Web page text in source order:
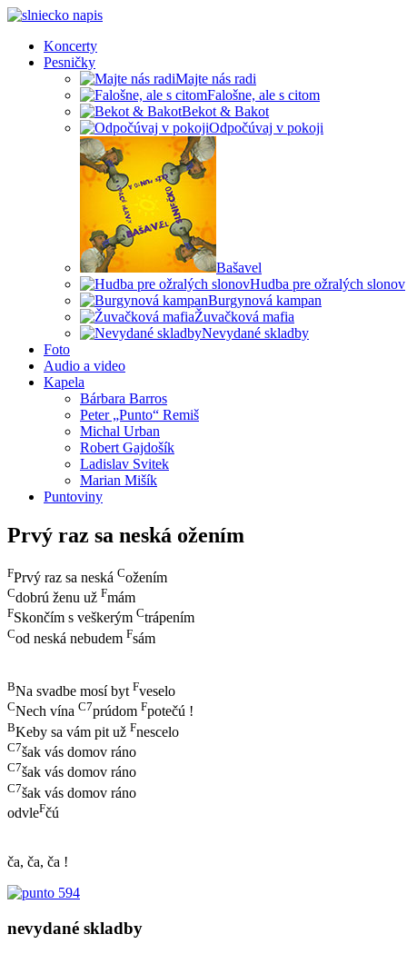
Koncerty
Pesničky
Majte nás radi
Falošne, ale s citom
Bekot & Bakot
Odpočúvaj v pokoji
Bašavel
Hudba pre ožralých slonov
Burgynová kampan
Žuvačková mafia
Nevydané skladby
Foto
Audio a video
Kapela
Bárbara Barros
Peter „Punto“ Remiš
Michal Urban
Robert Gajdošík
Ladislav Svitek
Marian Mišík
Puntoviny
Prvý raz sa neská ožením
FPrvý raz sa neská Cožením
Cdobrú ženu už Fmám
FSkončím s veškerým Ctrápením
Cod neská nebudem Fsám
BNa svadbe mosí byt Fveselo
CNech vína C7prúdom Fpotečú !
BKeby sa vám pit už Fnescelo
C7šak vás domov ráno
C7šak vás domov ráno
C7šak vás domov ráno
odvleFčú
ča, ča, ča !
nevydané skladby